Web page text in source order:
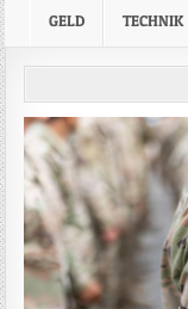
GELD TECHNIK